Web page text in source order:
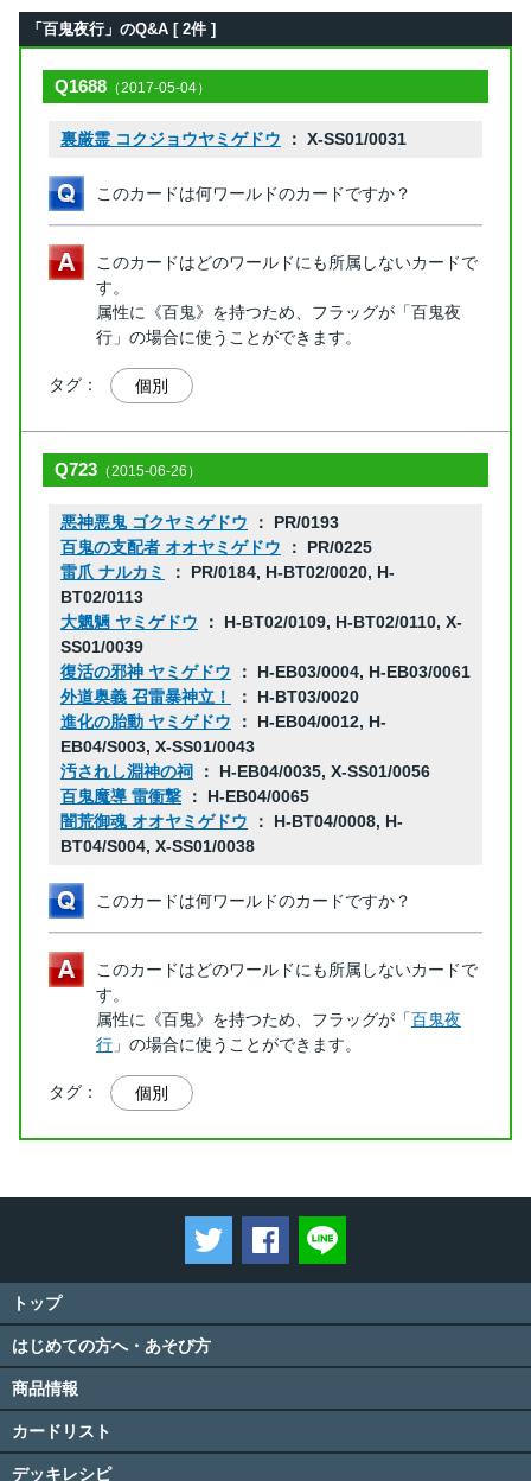
「百鬼夜行」のQ&A [ 2件 ]
Q1688 （2017-05-04）
裏厳霊 コクジョウヤミゲドウ ： X-SS01/0031
このカードは何ワールドのカードですか？
このカードはどのワールドにも所属しないカードで
す。
属性に《百鬼》を持つため、フラッグが「百鬼夜
行」の場合に使うことができます。
タグ： 個別
Q723 （2015-06-26）
悪神悪鬼 ゴクヤミゲドウ ： PR/0193
百鬼の支配者 オオヤミゲドウ ： PR/0225
雷爪 ナルカミ
： PR/0184, H-BT02/0020, H-
BT02/0113
大魍魎 ヤミゲドウ ： H-BT02/0109, H-BT02/0110, X-
SS01/0039
復活の邪神 ヤミゲドウ ： H-EB03/0004, H-EB03/0061
外道奥義 召雷暴神立！
： H-BT03/0020
進化の胎動 ヤミゲドウ ： H-EB04/0012, H-
EB04/S003, X-SS01/0043
汚されし淵神の祠
： H-EB04/0035, X-SS01/0056
百鬼魔導 雷衝撃 ： H-EB04/0065
闇荒御魂 オオヤミゲドウ ： H-BT04/0008, H-
BT04/S004, X-SS01/0038
このカードは何ワールドのカードですか？
このカードはどのワールドにも所属しないカードで
す。
属性に《百鬼》を持つため、フラッグが「百鬼夜
行 」の場合に使うことができます。
タグ： 個別
ツイートするFacebookでシェアする
トップ
はじめての方へ・あそび方
商品情報
カードリスト
デッキレシピ